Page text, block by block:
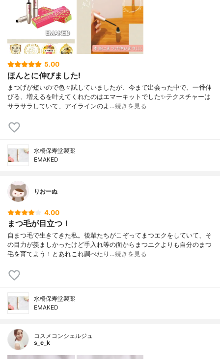
5.00
ほんとに伸びました!
まつげが短いので色々試していましたが、今まで出会った中で、一番伸
びる、増えるを叶えてくれたのはエマーキットでした✨テクスチャーは
サラサラしていて、アイラインのよ…続きを見る
水橋保寿堂製薬
EMAKED
りおーぬ
4.00
まつ毛が目立つ！
自まつ毛で生きてきた私。後輩たちがこぞってまつエクをしていて、そ
の目力が羨ましかったけど手入れ等の面からまつエクよりも自分のまつ
毛を育てよう！とあれこれ調べたり…続きを見る
水橋保寿堂製薬
EMAKED
コスメコンシェルジュ
s_c_k